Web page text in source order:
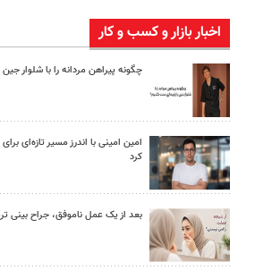
اخبار بازار و کسب و کار
چگونه پیراهن مردانه را با شلوار
امین امینی با اندرز مسیر تازه‌ای
کرد
بعد از یک عمل ناموفق، جراح بینی